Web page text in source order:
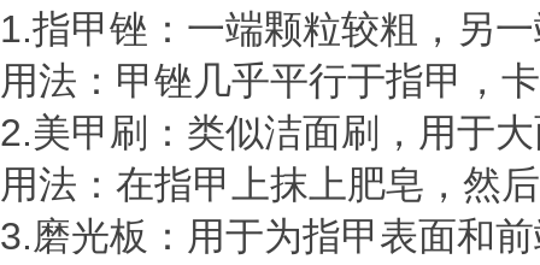
1.指甲锉：一端颗粒较粗，另
用法：甲锉几乎平行于指甲，
2.美甲刷：类似洁面刷，用于
用法：在指甲上抹上肥皂，然
3.磨光板：用于为指甲表面和